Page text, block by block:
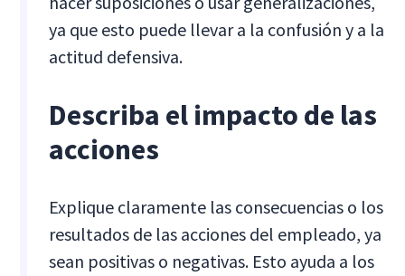
ya que esto puede llevar a la confusión y a la
actitud defensiva.
Describa el impacto de las
acciones
Explique claramente las consecuencias o los
resultados de las acciones del empleado, ya
sean positivas o negativas. Esto ayuda a los